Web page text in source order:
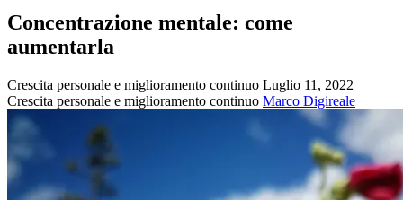
Concentrazione mentale: come
aumentarla
Crescita personale e miglioramento continuo Luglio 11, 2022
Crescita personale e miglioramento continuo Marco Digireale